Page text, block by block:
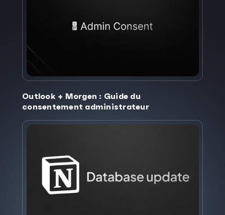
Outlook + Morgen : Guide du
consentement administrateur